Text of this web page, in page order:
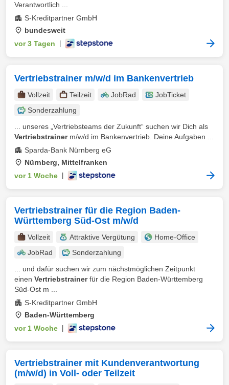
Verantwortlich ...
S-Kreditpartner GmbH
bundesweit
vor 3 Tagen
Vertriebstrainer m/w/d im Bankenvertrieb
Vollzeit Teilzeit JobRad
JobTicket
Sonderzahlung
... unseres „Vertriebsteams der Zukunft“ suchen wir Dich als
Vertriebstrainerm/w/d im Bankenvertrieb. Deine Aufgaben ...
Sparda-Bank Nürnberg eG
Nürnberg, Mittelfranken
vor 1 Woche
Vertriebstrainer für die Region Baden-
Württemberg Süd-Ost m/w/d
Vollzeit Attraktive Vergütung
Home-Office
JobRad
Sonderzahlung
... und dafür suchen wir zum nächstmöglichen Zeitpunkt
einen Vertriebstrainerfür die Region Baden-Württemberg
Süd-Ost m ...
S-Kreditpartner GmbH
Baden-Württemberg
vor 1 Woche
Vertriebstrainer mit Kundenverantwortung
(m/w/d) in Voll- oder Teilzeit